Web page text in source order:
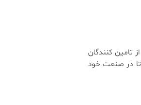
تامین کنندگان
در صنعت خود